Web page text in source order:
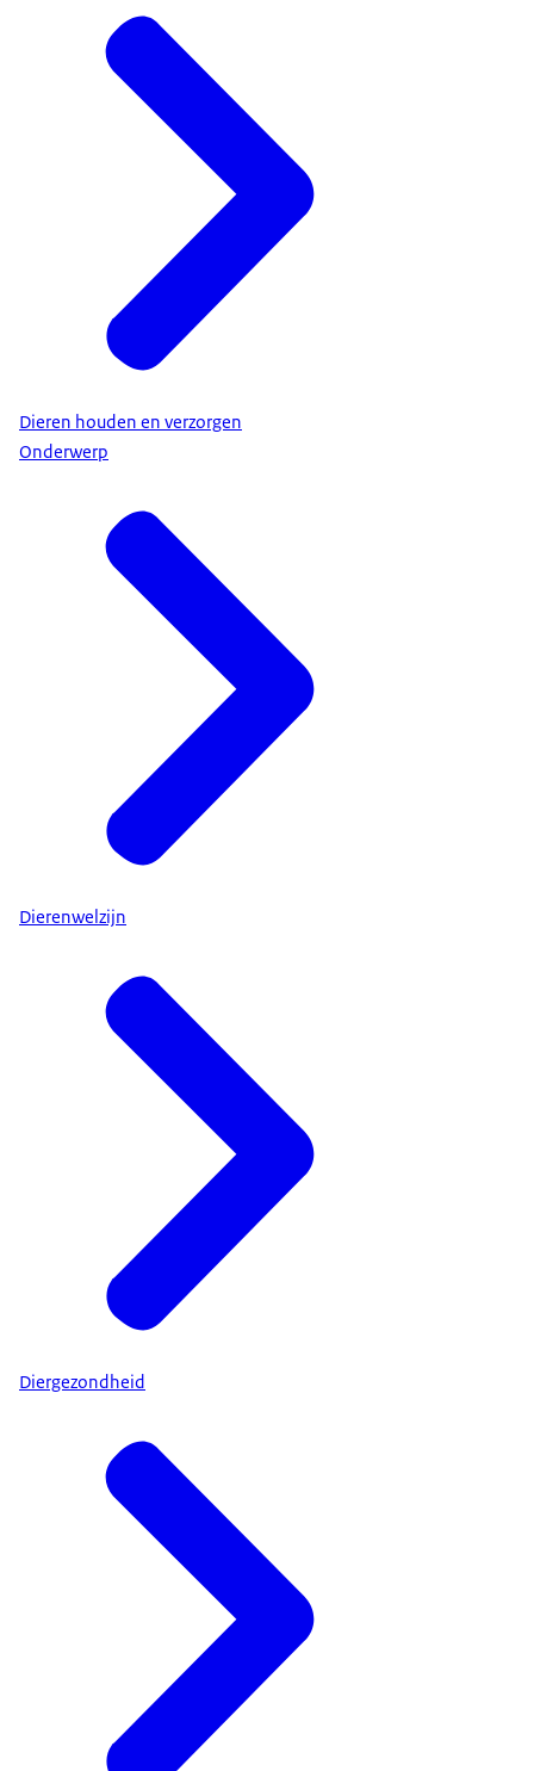
Dieren houden en verzorgen
Onderwerp
Dierenwelzijn
Diergezondheid